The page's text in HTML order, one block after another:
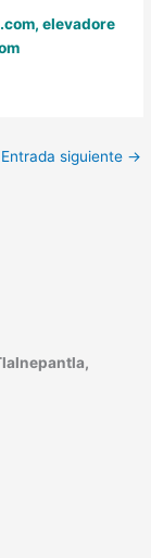
elevadore
Entrada siguiente →